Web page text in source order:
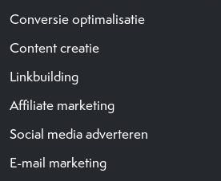
Conversie optimalisatie
Content creatie
Linkbuilding
Affiliate marketing
Social media adverteren
E-mail marketing